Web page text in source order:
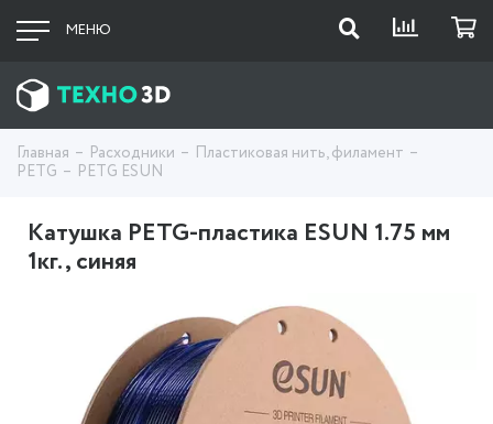
МЕНЮ
Главная Расходники
Пластиковая нить, филамент
PETG
PETG ESUN
Катушка PETG-пластика ESUN 1.75 мм
1кг., синяя